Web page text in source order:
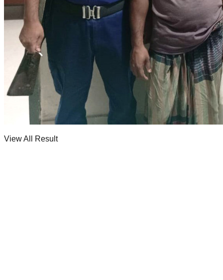
স্বাস্থ্য
No Result
View All Result